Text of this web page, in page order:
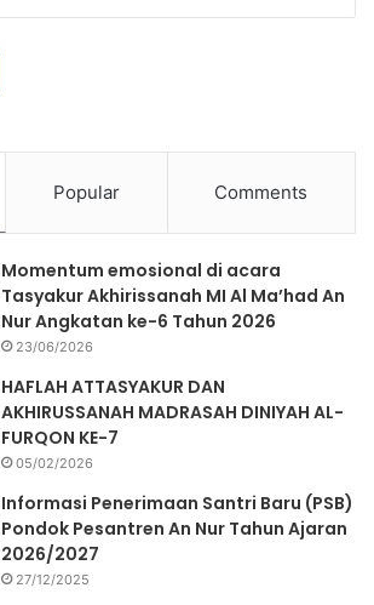
Popular Comments
Momentum emosional di acara
Tasyakur Akhirissanah MI Al Ma’had An
Nur Angkatan ke-6 Tahun 2026
23/06/2026
HAFLAH ATTASYAKUR DAN
AKHIRUSSANAH MADRASAH DINIYAH AL-
FURQON KE-7
05/02/2026
Informasi Penerimaan Santri Baru (PSB)
Pondok Pesantren An Nur Tahun Ajaran
2026/2027
27/12/2025